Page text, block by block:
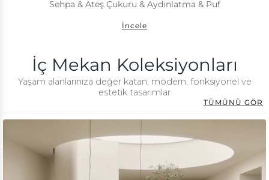
İç Mekan Koleksiyonları
Yaşam alanlarınıza değer katan, modern, fonksiyonel ve
estetik tasarımlar
TÜMÜNÜ GÖR
Sehpa & Ateş Çukuru & Aydınlatma & Puf
İncele